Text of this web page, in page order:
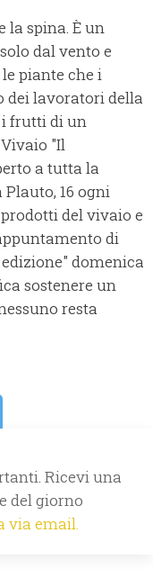
la spina. È un
dal vento e
piante che i
dei lavoratori della
i frutti di un
"Il
a tutta la
16 ogni
del vivaio e
di
domenica
sostenere un
resta
Ricevi una
del giorno
via email.